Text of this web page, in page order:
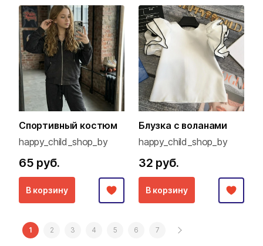
Спортивный костюм
happy_child_shop_by
65 руб.
В корзину
Блузка с воланами
happy_child_shop_by
32 руб.
В корзину
1 2 3 4 5 6 7